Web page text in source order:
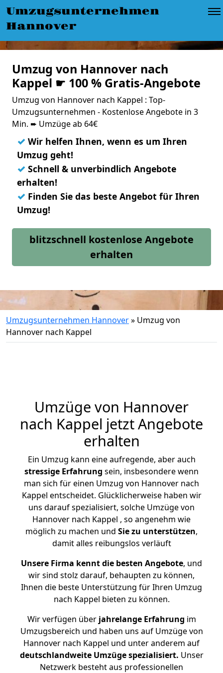
Umzugsunternehmen
Hannover
Umzug von Hannover nach
Kappel ☛ 100 % Gratis-Angebote
Umzug von Hannover nach Kappel : Top-
Umzugsunternehmen - Kostenlose Angebote in 3
Min. ➨ Umzüge ab 64€
✓ Wir helfen Ihnen, wenn es um Ihren
Umzug geht!
✓ Schnell & unverbindlich Angebote
erhalten!
✓ Finden Sie das beste Angebot für Ihren
Umzug!
blitzschnell kostenlose Angebote
erhalten
Umzugsunternehmen Hannover» Umzug von
Hannover nach Kappel
Umzüge von Hannover
nach Kappel jetzt Angebote
erhalten
Ein Umzug kann eine aufregende, aber auch
stressige Erfahrung sein, insbesondere wenn
man sich für einen Umzug von Hannover nach
Kappel entscheidet. Glücklicherweise haben wir
uns darauf spezialisiert, solche Umzüge von
Hannover nach Kappel , so angenehm wie
möglich zu machen und Sie zu unterstützen,
damit alles reibungslos verläuft
Unsere Firma kennt die besten Angebote, und
wir sind stolz darauf, behaupten zu können,
Ihnen die beste Unterstützung für Ihren Umzug
nach Kappel bieten zu können.
Wir verfügen überjahrelange Erfahrung im
Umzugsbereich und haben uns auf Umzüge von
Hannover nach Kappel und unter anderem auf
deutschlandweite Umzüge spezialisiert. Unser
Netzwerk besteht aus professionellen